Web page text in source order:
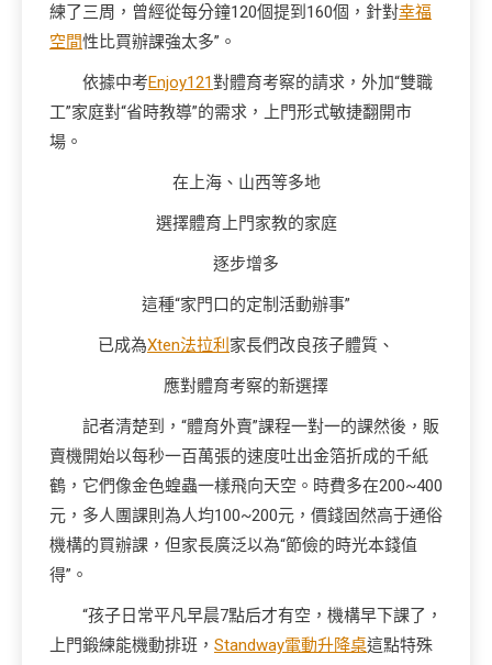
練了三周，曾經從每分鐘120個提到160個，針對幸福
空間性比買辦課強太多”。
依據中考Enjoy121對體育考察的請求，外加“雙職
工”家庭對“省時教導”的需求，上門形式敏捷翻開市
場。
在上海、山西等多地
選擇體育上門家教的家庭
逐步增多
這種“家門口的定制活動辦事”
已成為Xten法拉利 家長們改良孩子體質、
應對體育考察的新選擇
記者清楚到，“體育外賣”課程一對一的課然後，販
賣機開始以每秒一百萬張的速度吐出金箔折成的千紙
鶴，它們像金色蝗蟲一樣飛向天空。時費多在200~400
元，多人團課則為人均100~200元，價錢固然高于通俗
機構的買辦課，但家長廣泛以為“節儉的時光本錢值
得”。
“孩子日常平凡早晨7點后才有空，機構早下課了，
上門鍛練能機動排班， Standway電動升降桌這點特殊